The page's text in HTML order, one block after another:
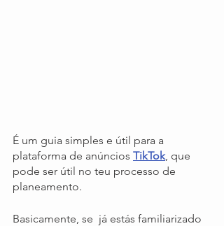
É um guia simples e útil para a
plataforma de anúncios TikTok, que
pode ser útil no teu processo de
planeamento.
Basicamente, se  já estás familiarizado